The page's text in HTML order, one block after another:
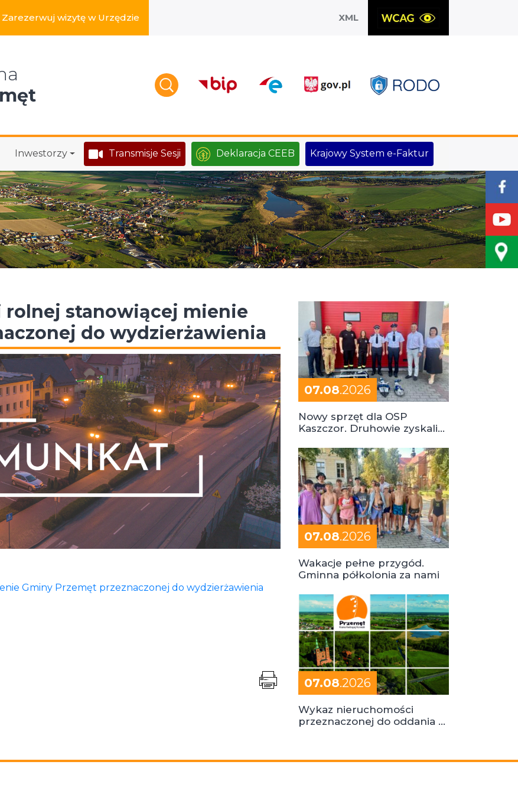
Zarezerwuj wizytę w Urzędzie XML
Inwestorzy Transmisje Sesji Deklaracja CEEB Krajowy System e-Faktur
stanowiącej mienie
do wydzierżawienia
Gminy Przemęt przeznaczonej do wydzierżawienia
07.08.2026
Nowy sprzęt dla OSP
Kaszczor. Druhowie zyskali
07.08.2026
Wakacje pełne przygód.
Gminna półkolonia za nami
07.08.2026
Wykaz nieruchomości
przeznaczonej do oddania w
w serwisie